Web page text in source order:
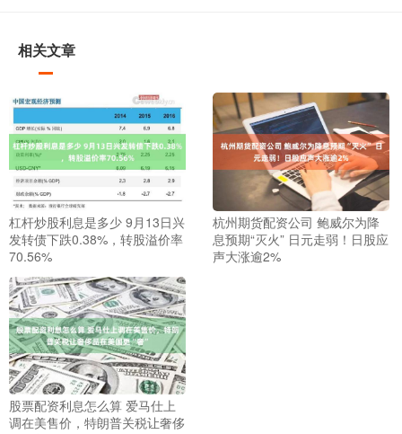
相关文章
杠杆炒股利息是多少 9月13日兴
发转债下跌0.38%，转股溢价率
70.56%
杭州期货配资公司 鲍威尔为降
息预期“灭火” 日元走弱！日股应
声大涨逾2%
股票配资利息怎么算 爱马仕上
调在美售价，特朗普关税让奢侈